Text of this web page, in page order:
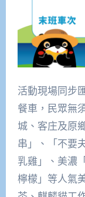
活動現場同步
餐車，民眾無
城、客庄及原
串」、「不要
乳雞」、美濃
檸檬」等人氣